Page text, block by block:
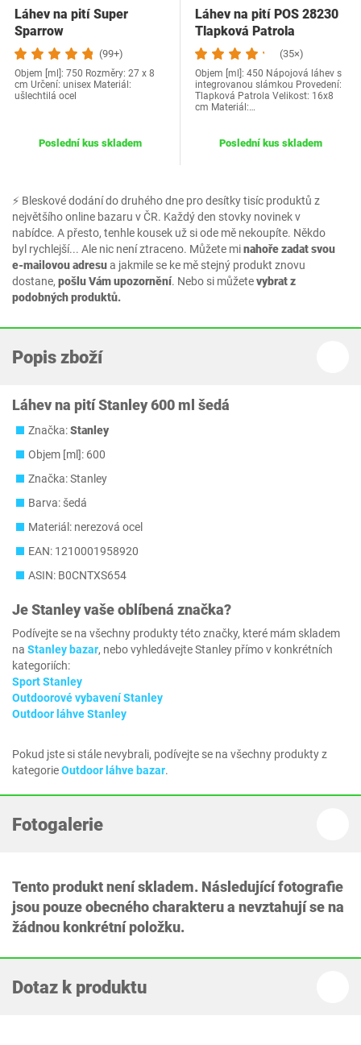
⚡ Bleskové dodání do druhého dne pro desítky tisíc produktů z
největšího online bazaru v ČR. Každý den stovky novinek v
nabídce. A přesto, tenhle kousek už si ode mě nekoupíte. Někdo
byl rychlejší... Ale nic není ztraceno. Můžete minahoře zadat svou
e-mailovou adresua jakmile se ke mě stejný produkt znovu
dostane, pošlu Vám upozornění. Nebo si můžetevybrat z
podobných produktů.
Láhev na pití Super
Sparrow
(99+)
Objem [ml]: 750 Rozměry: 27 x 8
cm Určení: unisex Materiál:
ušlechtilá ocel
Poslední kus skladem
Láhev na pití POS 28230
Tlapková Patrola
(35×)
Objem [ml]: 450 Nápojová láhev s
integrovanou slámkou Provedení:
Tlapková Patrola Velikost: 16x8
cm Materiál:…
Poslední kus skladem
Popis zboží
Láhev na pití Stanley 600 ml šedá
Značka:Stanley
Objem [ml]: 600
Značka: Stanley
Barva: šedá
Materiál: nerezová ocel
EAN: 1210001958920
ASIN: B0CNTXS654
JeStanleyvaše oblíbená značka?
Podívejte se na všechny produkty této značky, které mám skladem
na Stanley bazar, nebo vyhledávejte Stanley přímo v konkrétních
kategoriích:
Sport Stanley
Outdoorové vybavení Stanley
Outdoor láhve Stanley
Pokud jste si stále nevybrali, podívejte se na všechny produkty z
kategorieOutdoor láhve bazar.
Fotogalerie
Tento produkt není skladem. Následující fotografie
jsou pouze obecného charakteru a nevztahují se na
žádnou konkrétní položku.
Dotaz k produktu